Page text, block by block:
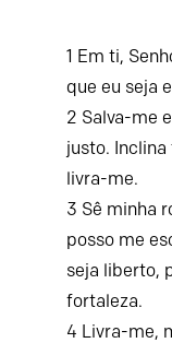
1 Em ti,
que eu seja
2 Salva-me
justo.
livra-me.
3 Sê minha
posso me
seja liberto,
fortaleza.
4 Livra-me,